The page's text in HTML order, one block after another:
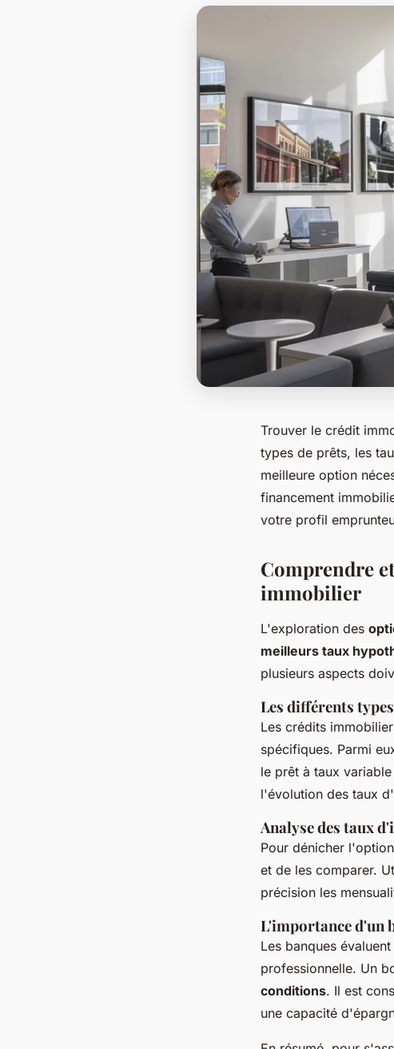
Trouver le crédit
types de prêts, les
meilleure option
financement
votre profil
Comprendre
immobilier
L'exploration des
meilleurs taux
plusieurs aspects
Les différents
Les crédits
spécifiques. Parmi
le prêt à taux
l'évolution des taux
Analyse des taux
Pour dénicher
et de les comparer.
précision les
L'importance d'un
Les banques
professionnelle. Un
conditions. Il est
une capacité